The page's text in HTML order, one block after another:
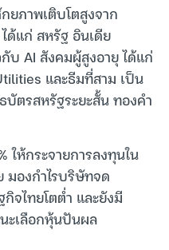
ยภาพเติบโตสูงจาก
ด้แก่ สหรัฐ อินเดีย
บ AI สังคมผู้สูงอายุ ได้แก่
และธีมที่สาม เป็น
ตรสหรัฐระยะสั้น ทองคำ
ห้กระจายการลงทุนใน
มองกำไรบริษัทจด
จไทยโตต่ำ และยังมี
ะเลือกหุ้นปันผล